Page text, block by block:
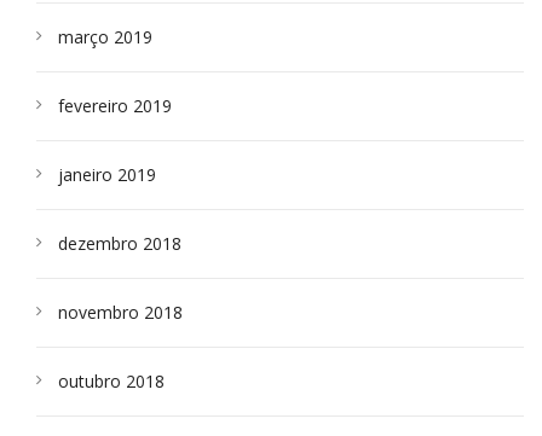
março 2019
fevereiro 2019
janeiro 2019
dezembro 2018
novembro 2018
outubro 2018